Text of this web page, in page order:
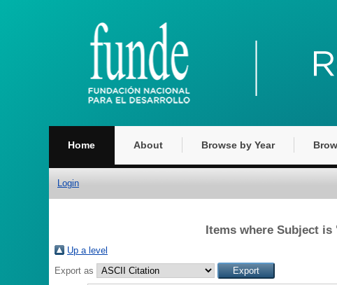
Home About Browse by Year
Login
Items where Subject is
Up a level
Export as